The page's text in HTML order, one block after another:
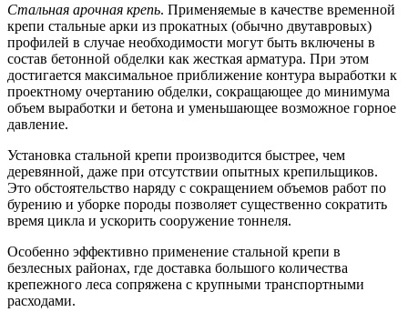
Стальная арочная крепь. Применяемые в качестве временной
крепи стальные арки из прокатных (обычно двутавровых)
профилей в случае необходимости могут быть включены в
состав бетонной обделки как жесткая арматура. При этом
достигается максимальное приближение контура выработки к
проектному очертанию обделки, сокращающее до минимума
объем выработки и бетона и уменьшающее возможное горное
давление.
Установка стальной крепи производится быстрее, чем
деревянной, даже при отсутствии опытных крепильщиков.
Это обстоятельство наряду с сокращением объемов работ по
бурению и уборке породы позволяет существенно сократить
время цикла и ускорить сооружение тоннеля.
Особенно эффективно применение стальной крепи в
безлесных районах, где доставка большого количества
крепежного леса сопряжена с крупными транспортными
расходами.